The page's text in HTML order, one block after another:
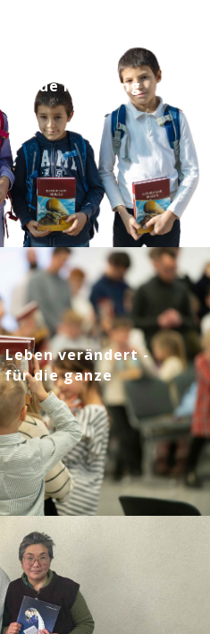
neue Hoffnung
verändert -
für die ganze